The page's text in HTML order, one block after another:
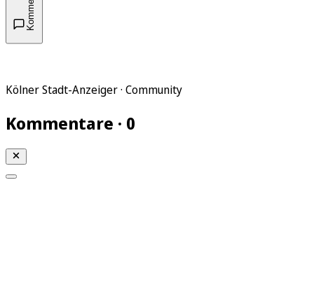
Kölner Stadt-Anzeiger · Community
Kommentare · 0